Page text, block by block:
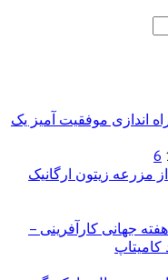
اندازی موفقیت آمیز یک
6
مزرعه زیتون ارگانیک
جهانی کارآفرینی –
کامیتاپ